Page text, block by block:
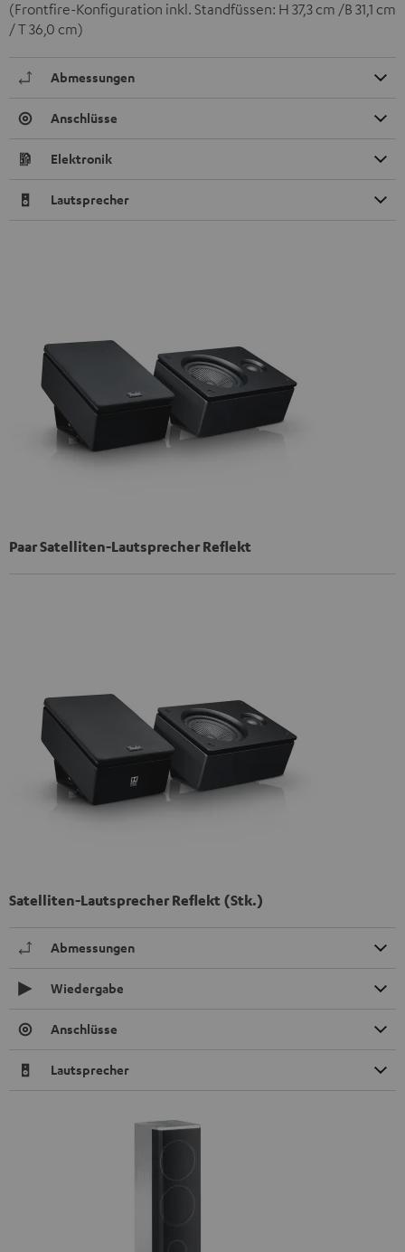
(Frontfire-Konfiguration inkl. Standfüssen: H 37,3 cm /B 31,1 cm
/ T 36,0 cm)
Abmessungen
Anschlüsse
Elektronik
Lautsprecher
Paar Satelliten-Lautsprecher Reflekt
Satelliten-Lautsprecher Reflekt (Stk.)
Abmessungen
Wiedergabe
Anschlüsse
Lautsprecher